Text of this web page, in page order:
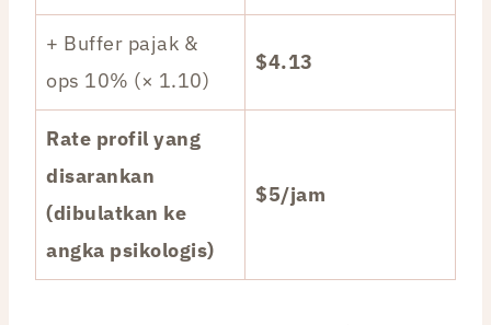
+ Buffer pajak &
ops 10% (× 1.10)
$4.13
Rate profil yang
disarankan
(dibulatkan ke
angka psikologis)
$5/jam